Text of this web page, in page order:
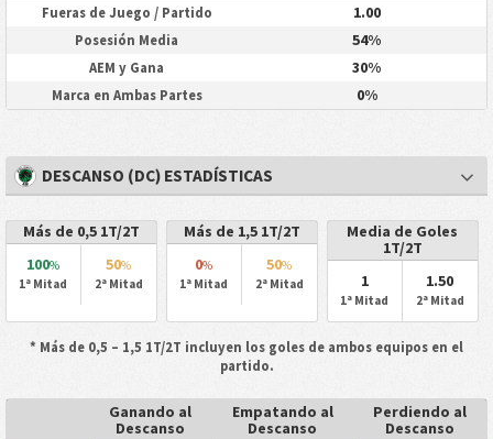
Fueras de Juego / Partido 1.00
Posesión Media 54%
AEM y Gana 30%
Marca en Ambas Partes 0%
DESCANSO (DC) ESTADÍSTICAS
Más de 0,5 1T/2T
100%
1ª Mitad
50%
2ª Mitad
Más de 1,5 1T/2T
0%
1ª Mitad
50%
2ª Mitad
Media de Goles
1T/2T
1
1ª Mitad
1.50
2ª Mitad
* Más de 0,5 – 1,5 1T/2T incluyen los goles de ambos equipos en el
partido.
Ganando al
Descanso
Empatando al
Descanso
Perdiendo al
Descanso